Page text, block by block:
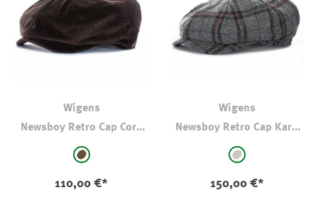
Wigens
Newsboy Retro Cap Cord
auswählen
braun
110,00 €*
Wigens
Newsboy Retro Cap Karo
auswählen
hellgrau - kariert
150,00 €*